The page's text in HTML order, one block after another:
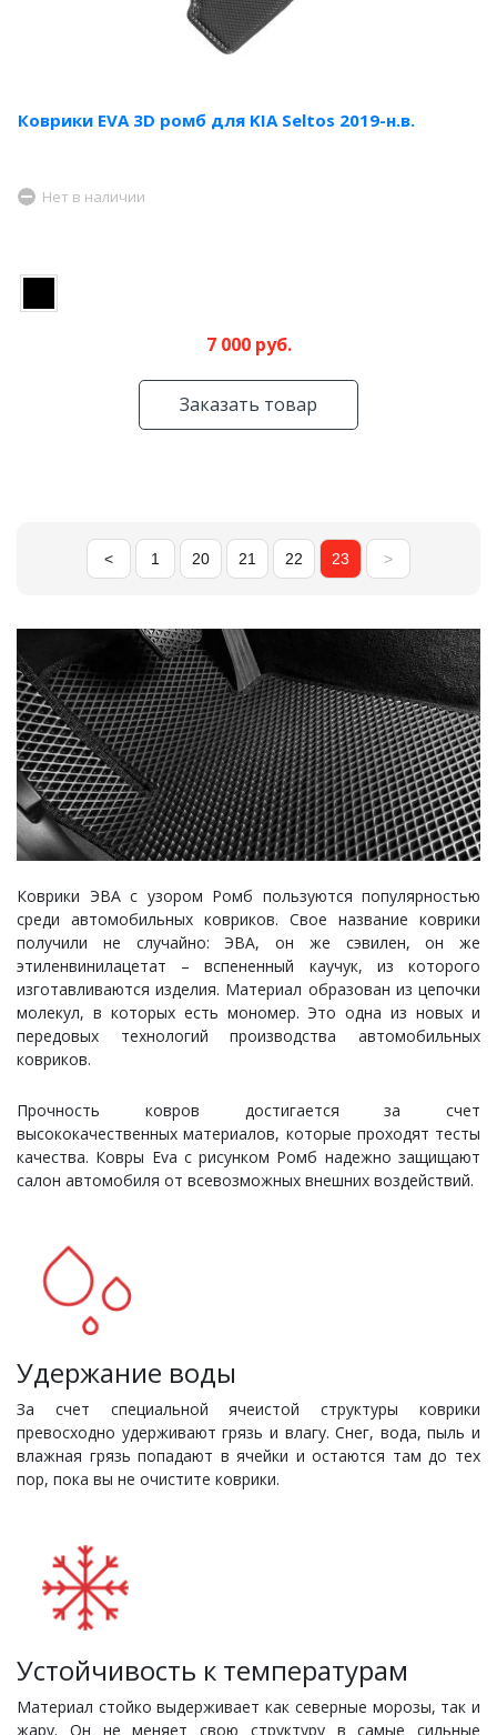
Коврики EVA 3D ромб для KIA Seltos 2019-н.в.
Нет в наличии
7 000 руб.
Заказать товар
< 1 20 21 22 23 >
Коврики ЭВА с узором Ромб пользуются популярностью
среди автомобильных ковриков. Свое название коврики
получили не случайно: ЭВА, он же сэвилен, он же
этиленвинилацетат – вспененный каучук, из которого
изготавливаются изделия. Материал образован из цепочки
молекул, в которых есть мономер. Это одна из новых и
передовых технологий производства автомобильных
ковриков.
Прочность ковров достигается за счет
высококачественных материалов, которые проходят тесты
качества. Ковры Eva с рисунком Ромб надежно защищают
салон автомобиля от всевозможных внешних воздействий.
Удержание воды
За счет специальной ячеистой структуры коврики
превосходно удерживают грязь и влагу. Снег, вода, пыль и
влажная грязь попадают в ячейки и остаются там до тех
пор, пока вы не очистите коврики.
Устойчивость к температурам
Материал стойко выдерживает как северные морозы, так и
жару. Он не меняет свою структуру в самые сильные